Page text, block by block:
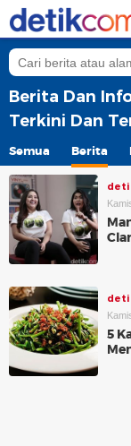
Berita Dan
Terkini Dan
Semua Berita
5